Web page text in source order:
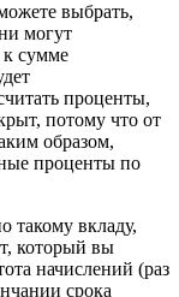
выбрать,
могут
к сумме
проценты,
потому что от
образом,
проценты по
такому вкладу,
который вы
начислений (раз
срока